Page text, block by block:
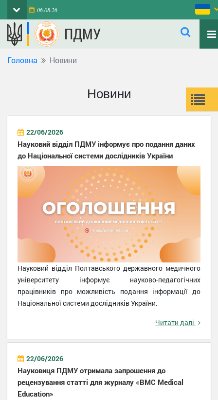
06.08.26
ПДМУ
Головна Новини
Новини
22/06/2026
Науковий відділ ПДМУ інформує про подання даних
до Національної системи дослідників України
Науковий відділ Полтавського державного медичного
університету інформує науково-педагогічних
працівників про можливість подання інформації до
Національної системи дослідників України.
Читати далі
22/06/2026
Науковиця ПДМУ отримала запрошення до
рецензування статті для журналу «BMC Medical
Education»